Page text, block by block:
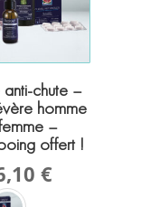
anti-chute –
homme
–
offert !
€